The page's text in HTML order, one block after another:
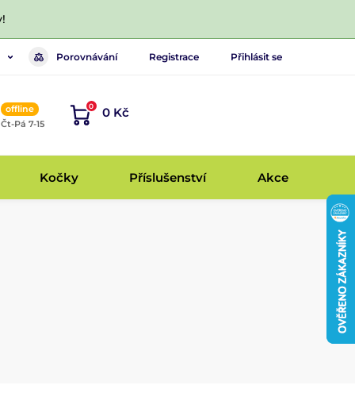
Porovnávání Registrace Přihlásit se
offline
Pá 7-15
0 0 Kč
Kočky Příslušenství Akce